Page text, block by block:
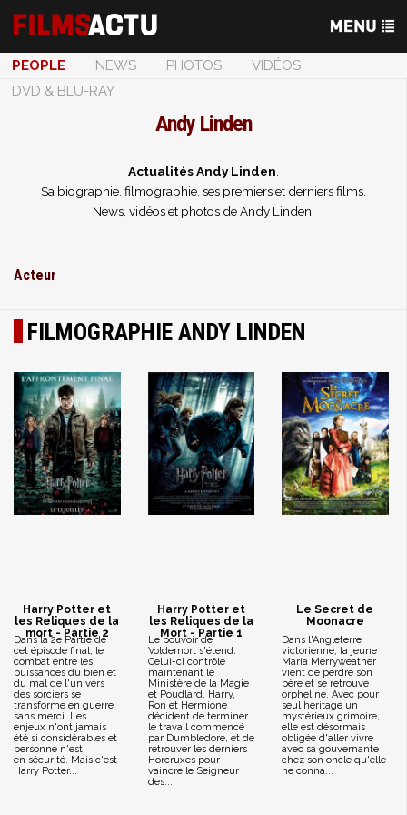
PEOPLE NEWS PHOTOS
VIDÉOS
DVD & BLU-RAY
Andy Linden
Actualités Andy Linden
Sa biographie, filmographie, ses premiers et derniers films.
News, vidéos et photos de Andy Linden.
Acteur
FILMOGRAPHIE ANDY LINDEN
Harry Potter et
les Reliques de la
mort - Partie 2
Dans la 2e Partie de
cet épisode final, le
combat entre les
puissances du bien et
du mal de l'univers
des sorciers se
transforme en guerre
sans merci. Les
enjeux n'ont jamais
été si considérables et
personne n'est
en sécurité. Mais c'est
Harry Potter...
Harry Potter et
les Reliques de la
Mort - Partie 1
Le pouvoir de
Voldemort s'étend.
Celui-ci contrôle
maintenant le
Ministère de la Magie
et Poudlard. Harry,
Ron et Hermione
décident de terminer
le travail commencé
par Dumbledore, et de
retrouver les derniers
Horcruxes pour
vaincre le Seigneur
des...
Le Secret de
Moonacre
Dans l'Angleterre
victorienne, la jeune
Maria Merryweather
vient de perdre son
père et se retrouve
orpheline. Avec pour
seul héritage un
mystérieux grimoire,
elle est désormais
obligée d'aller vivre
avec sa gouvernante
chez son oncle qu'elle
ne conna...